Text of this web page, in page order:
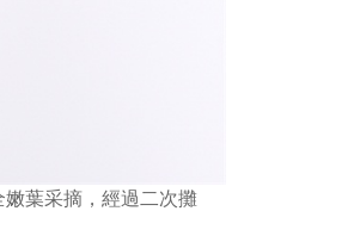
葉采摘，經過二次攤